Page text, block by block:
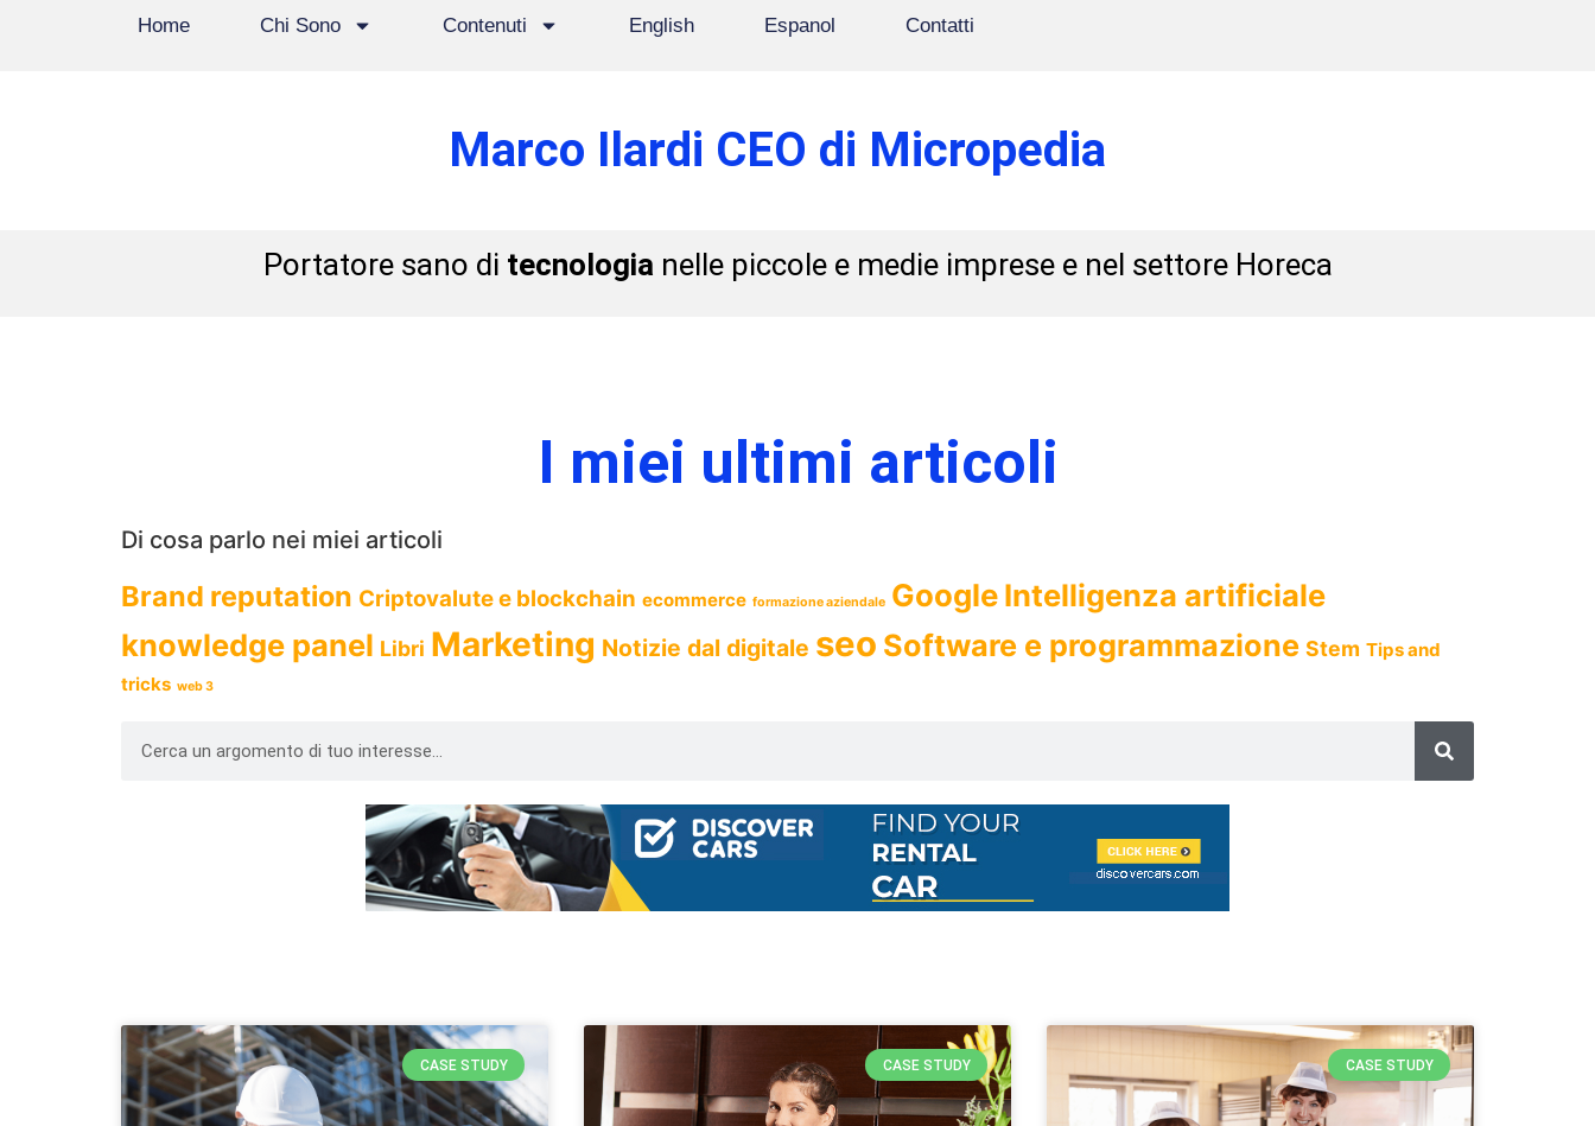
Home Chi Sono Contenuti English Espanol Contatti
Marco Ilardi CEO di Micropedia
Portatore sano di tecnologia nelle piccole e medie imprese e nel settore Horeca
I miei ultimi articoli
Di cosa parlo nei miei articoli
Brand reputation Criptovalute e blockchain ecommerce formazione aziendale GoogleIntelligenza artificiale
knowledge panel Libri Marketing Notizie dal digitale seo Software e programmazione Stem Tips and
tricks web 3
CASE STUDY CASE STUDY CASE STUDY